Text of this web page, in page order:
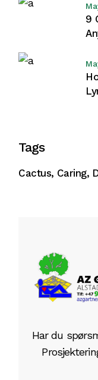
9
Tags
Cactus Caring
Har du